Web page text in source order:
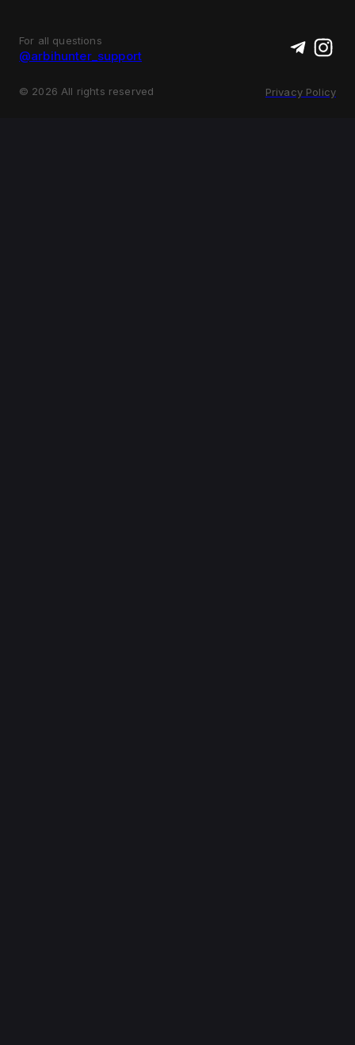
For all questions
@arbihunter_support
© 2026 All rights reserved Privacy Policy